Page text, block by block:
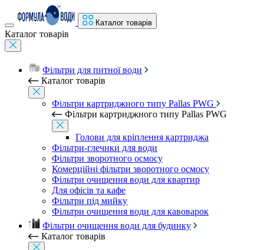
Каталог товарів
Каталог товарів
Фільтри для питної води
Каталог товарів
Фільтри картриджного типу Pallas PWG
Фільтри картриджного типу Pallas PWG
Голови для кріплення картриджа
Фільтри-глечики для води
Фільтри зворотного осмосу
Комерційні фільтри зворотного осмосу
Фільтри очищення води для квартир
Для офісів та кафе
Фільтри під мийку
Фільтри очищення води для кавоварок
Фільтри очищення води для будинку
Каталог товарів